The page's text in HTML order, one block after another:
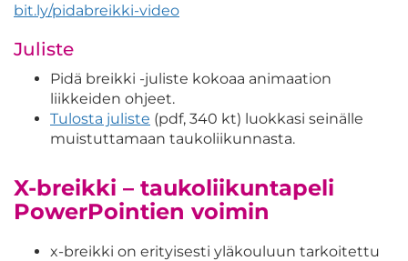
bit.ly/pidabreikki-video
Juliste
Pidä breikki -juliste kokoaa animaation
liikkeiden ohjeet.
Tulosta juliste (pdf, 340 kt) luokkasi seinälle
muistuttamaan taukoliikunnasta.
X-breikki – taukoliikuntapeli
PowerPointien voimin
x-breikki on erityisesti yläkouluun tarkoitettu